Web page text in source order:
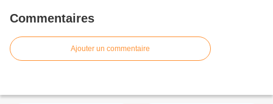
Commentaires
Ajouter un commentaire